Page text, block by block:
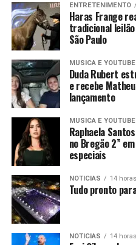
ENTRETENIMENTO
Haras Frange
tradicional
São Paulo
MUSICA E YOUTUBE
Duda Rubert
e recebe
lançamento
MUSICA E YOUTUBE
Raphaela
no Bregão 2”
especiais
NOTICIAS 14
Tudo pronto
NOTICIAS 14